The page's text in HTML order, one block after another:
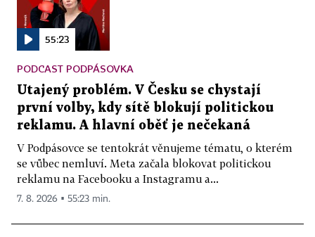
55:23
PODCAST PODPÁSOVKA
Utajený problém. V Česku se chystají
první volby, kdy sítě blokují politickou
reklamu. A hlavní oběť je nečekaná
V Podpásovce se tentokrát věnujeme tématu, o kterém
se vůbec nemluví. Meta začala blokovat politickou
reklamu na Facebooku a Instagramu a...
7. 8. 2026 ▪ 55:23 min.